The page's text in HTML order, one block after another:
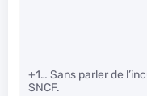
+1… Sans parler de
SNCF.